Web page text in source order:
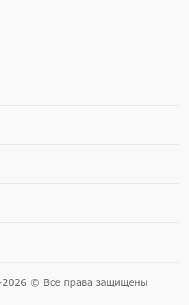
2026 © Все права защищены